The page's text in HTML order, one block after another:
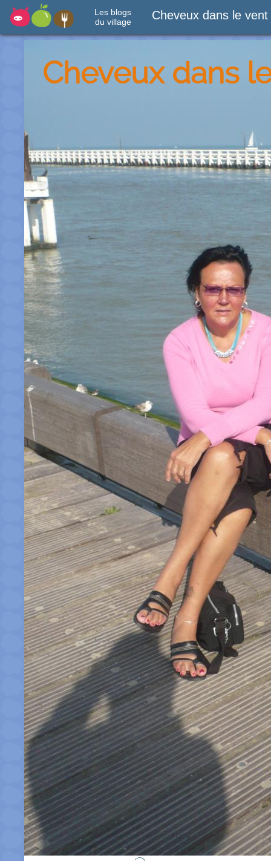
Les blogs
du village
Cheveux dans le vent
Cheveux dans